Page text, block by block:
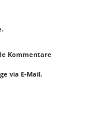
Kommentare
via E-Mail.